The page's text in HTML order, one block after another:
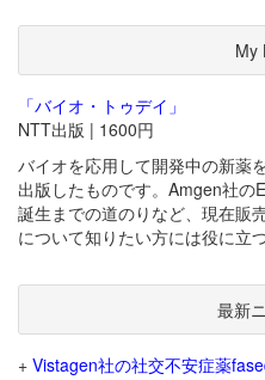
My
「バイオ・トゥデイ」
NTT出版 | 1600円
バイオを応用して開発中の新薬
出版したものです。Amgen社の
誕生までの道のりなど、現在販
について知りたい方には役に立
最新
+ Vistagen社の社交不安症薬